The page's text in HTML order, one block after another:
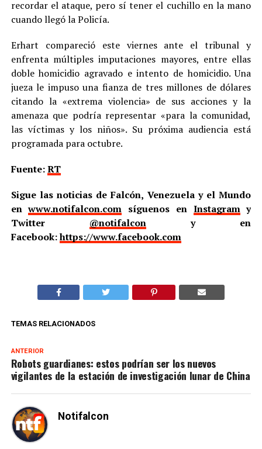
recordar el ataque, pero sí tener el cuchillo en la mano
cuando llegó la Policía.
Erhart compareció este viernes ante el tribunal y
enfrenta múltiples imputaciones mayores, entre ellas
doble homicidio agravado e intento de homicidio. Una
jueza le impuso una fianza de tres millones de dólares
citando la «extrema violencia» de sus acciones y la
amenaza que podría representar «para la comunidad,
las víctimas y los niños». Su próxima audiencia está
programada para octubre.
Fuente:RT
Sigue las noticias de Falcón, Venezuela y el Mundo
enwww.notifalcon.com síguenos en Instagramy
Twitter @notifalcony en
Facebook:https://www.facebook.com
TEMAS RELACIONADOS
ANTERIOR
Robots guardianes: estos podrían ser los nuevos
vigilantes de la estación de investigación lunar de China
Notifalcon